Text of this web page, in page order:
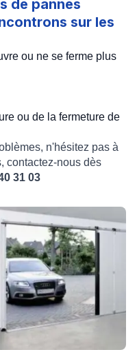
de pannes
sur les
ou ne se ferme plus
ou de la fermeture de
n'hésitez pas à
contactez-nous dès
31 03